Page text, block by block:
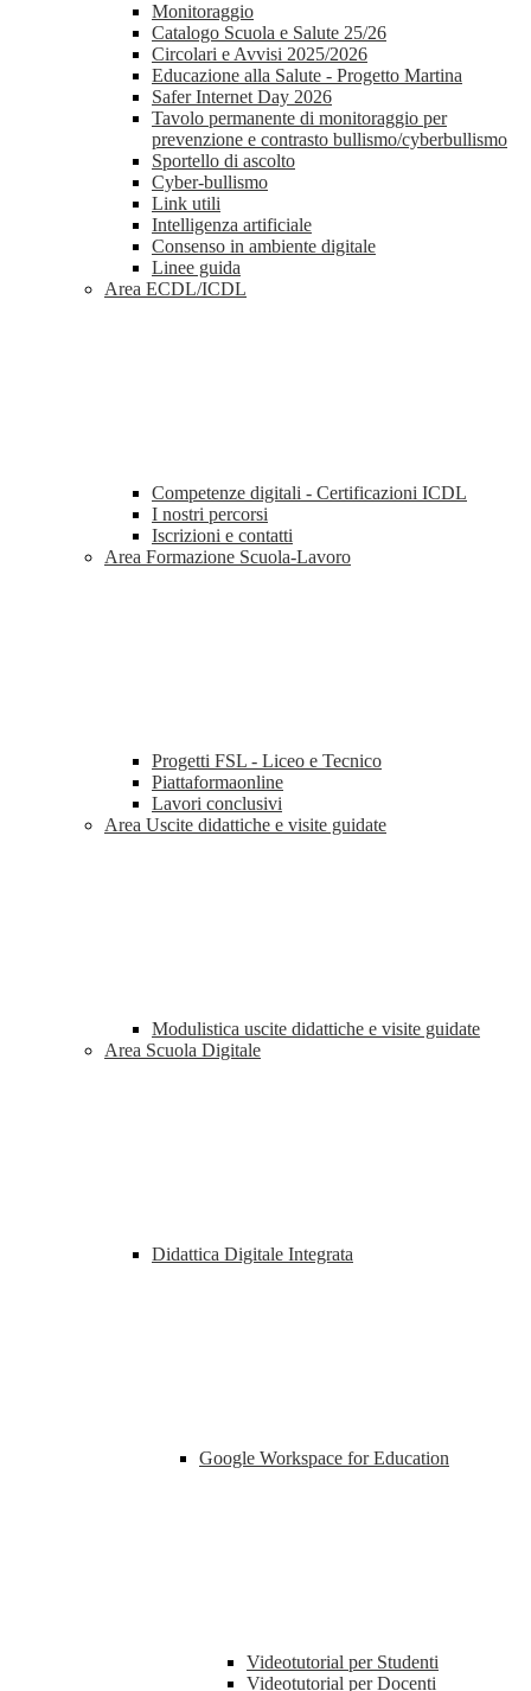
Monitoraggio
Catalogo Scuola e Salute 25/26
Circolari e Avvisi 2025/2026
Educazione alla Salute - Progetto Martina
Safer Internet Day 2026
Tavolo permanente di monitoraggio per
prevenzione e contrasto bullismo/cyberbullismo
Sportello di ascolto
Cyber-bullismo
Link utili
Intelligenza artificiale
Consenso in ambiente digitale
Linee guida
Area ECDL/ICDL
Competenze digitali - Certificazioni ICDL
I nostri percorsi
Iscrizioni e contatti
Area Formazione Scuola-Lavoro
Progetti FSL - Liceo e Tecnico
Piattaformaonline
Lavori conclusivi
Area Uscite didattiche e visite guidate
Modulistica uscite didattiche e visite guidate
Area Scuola Digitale
Didattica Digitale Integrata
Google Workspace for Education
Videotutorial per Studenti
Videotutorial per Docenti